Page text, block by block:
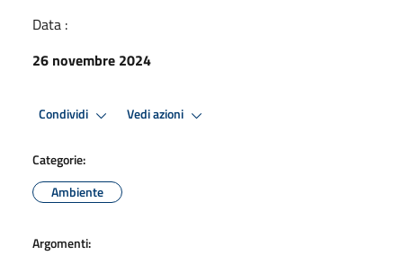
Data :
26 novembre 2024
Condividi Vedi azioni
Categorie:
Ambiente
Argomenti: